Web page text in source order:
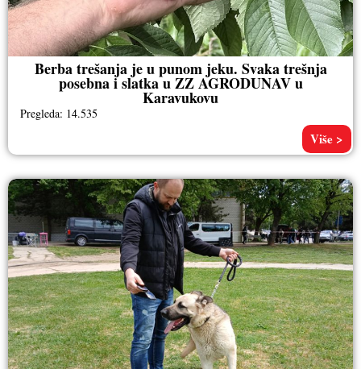
Berba trešanja je u punom jeku. Svaka trešnja
posebna i slatka u ZZ AGRODUNAV u
Karavukovu
Pregleda: 14.535
Više >